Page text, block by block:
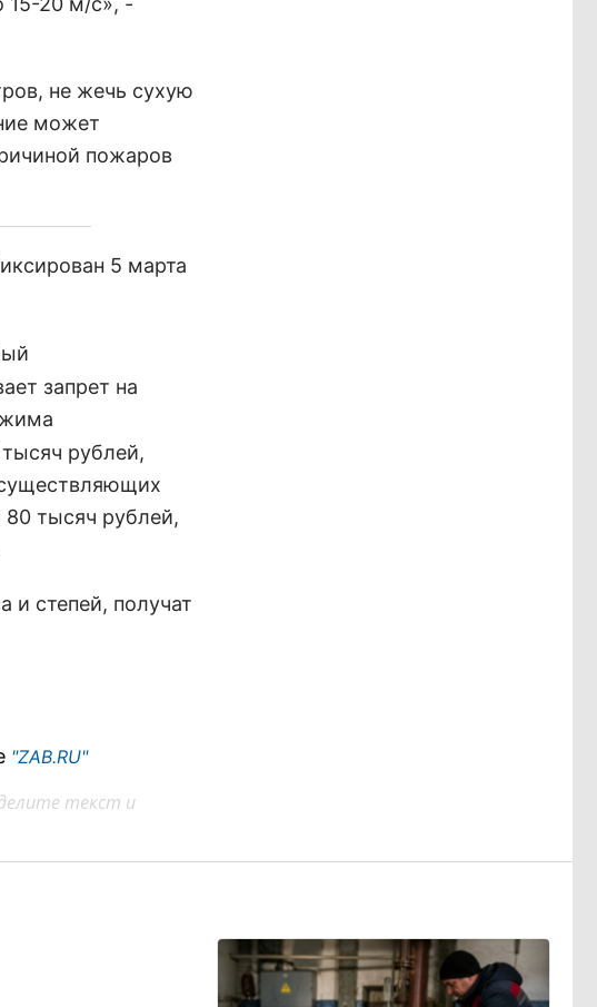
не жечь сухую
может
пожаров
5 марта
запрет на
рублей,
80 тысяч рублей,
и степей, получат
"ZAB.RU"
текст и